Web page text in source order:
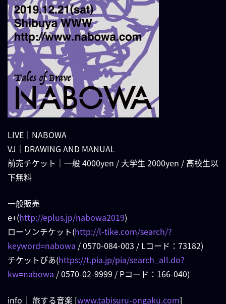
LIVE｜NABOWA
VJ｜DRAWING AND MANUAL
前売チケット｜一般 4000yen / 大学生 2000yen / 高校生以
下無料
一般販売
e+(http://eplus.jp/nabowa2019)
ローソンチケット(http://l-tike.com/search/?
keyword=nabowa / 0570-084-003 / Lコード：73182)
チケットぴあ(https://t.pia.jp/pia/search_all.do?
kw=nabowa / 0570-02-9999 / Pコード：166-040)
info｜ 旅する音楽 [www.tabisuru-ongaku.com]